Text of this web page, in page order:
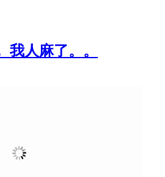
我人麻了。。